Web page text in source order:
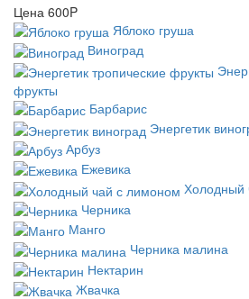
Цена 600P
Яблоко груша
Виноград
фрукты
Барбарис
Энергетик
Арбуз
Ежевика
Холодный
Черника
Манго
Черника малина
Нектарин
Жвачка